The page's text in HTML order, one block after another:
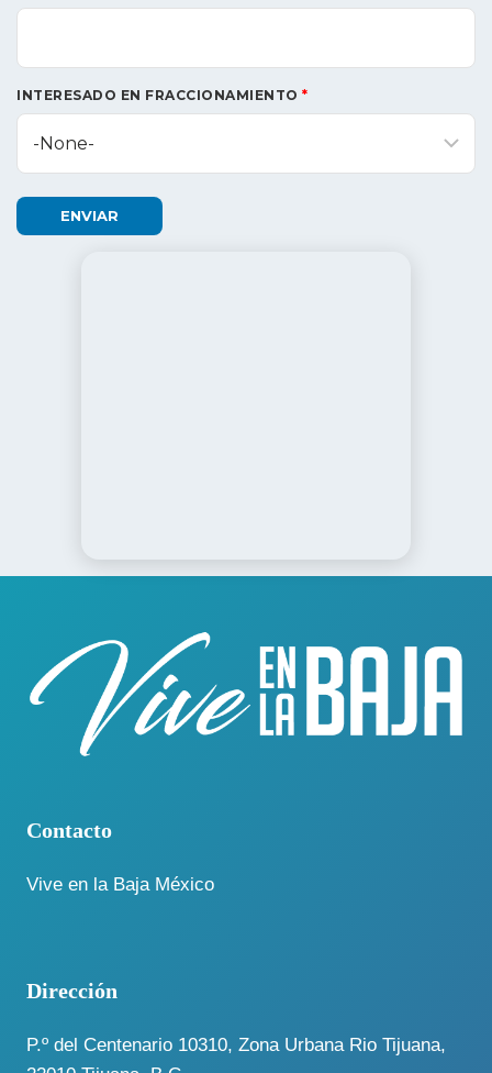
INTERESADO EN FRACCIONAMIENTO *
Contacto
Vive en la Baja México
Dirección
P.º del Centenario 10310, Zona Urbana Rio Tijuana,